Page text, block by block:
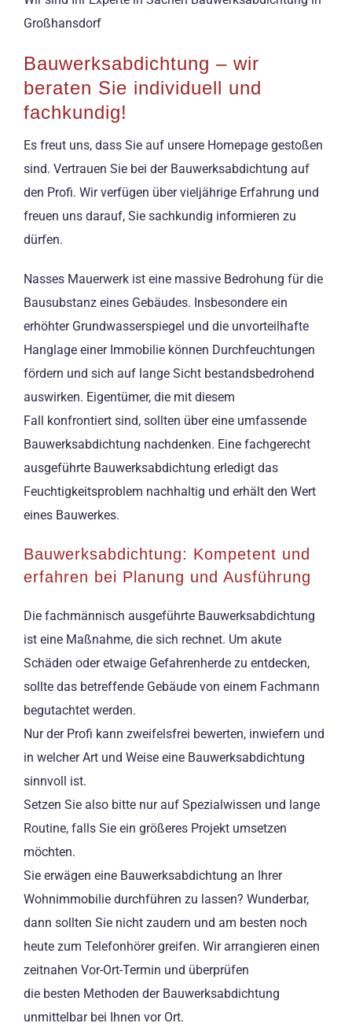
Großhansdorf
Bauwerksabdichtung – wir
beraten Sie individuell und
fachkundig!
Es freut uns, dass Sie auf unsere Homepage gestoßen
sind. Vertrauen Sie bei der Bauwerksabdichtung auf
den Profi. Wir verfügen über vieljährige Erfahrung und
freuen uns darauf, Sie sachkundig informieren zu
dürfen.
Nasses Mauerwerk ist eine massive Bedrohung für die
Bausubstanz eines Gebäudes. Insbesondere ein
erhöhter Grundwasserspiegel und die unvorteilhafte
Hanglage einer Immobilie können Durchfeuchtungen
fördern und sich auf lange Sicht bestandsbedrohend
auswirken. Eigentümer, die mit diesem
Fall konfrontiert sind, sollten über eine umfassende
Bauwerksabdichtung nachdenken. Eine fachgerecht
ausgeführte Bauwerksabdichtung erledigt das
Feuchtigkeitsproblem nachhaltig und erhält den Wert
eines Bauwerkes.
Bauwerksabdichtung: Kompetent und
erfahren bei Planung und Ausführung
Die fachmännisch ausgeführte Bauwerksabdichtung
ist eine Maßnahme, die sich rechnet. Um akute
Schäden oder etwaige Gefahrenherde zu entdecken,
sollte das betreffende Gebäude von einem Fachmann
begutachtet werden.
Nur der Profi kann zweifelsfrei bewerten, inwiefern und
in welcher Art und Weise eine Bauwerksabdichtung
sinnvoll ist.
Setzen Sie also bitte nur auf Spezialwissen und lange
Routine, falls Sie ein größeres Projekt umsetzen
möchten.
Sie erwägen eine Bauwerksabdichtung an Ihrer
Wohnimmobilie durchführen zu lassen? Wunderbar,
dann sollten Sie nicht zaudern und am besten noch
heute zum Telefonhörer greifen. Wir arrangieren einen
zeitnahen Vor-Ort-Termin und überprüfen
die besten Methoden der Bauwerksabdichtung
unmittelbar bei Ihnen vor Ort.